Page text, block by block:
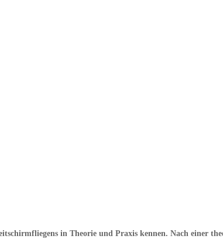
in Theorie und Praxis kennen. Nach einer